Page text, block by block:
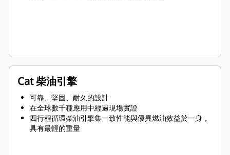
Cat 柴油引擎
可靠、堅固、耐久的設計
在全球數千種應用中經過現場實證
四行程循環柴油引擎集一致性能與優異燃油效益於一身，
具有最輕的重量